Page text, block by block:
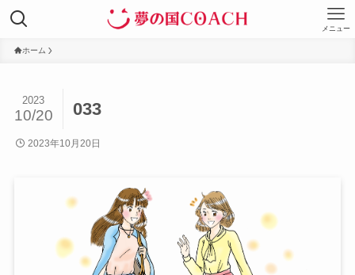
メニュー
ホーム
033
2023
10/20
2023年10月20日